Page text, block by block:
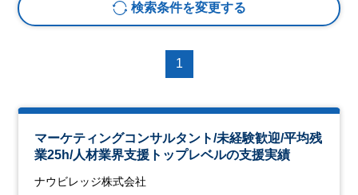
検索条件を変更する
1
マーケティングコンサルタント/未経験歓迎/平均残
業25h/人材業界支援トップレベルの支援実績
ナウビレッジ株式会社